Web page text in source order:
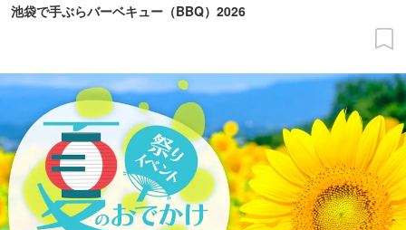
池袋で手ぶらバーベキュー（BBQ）2026